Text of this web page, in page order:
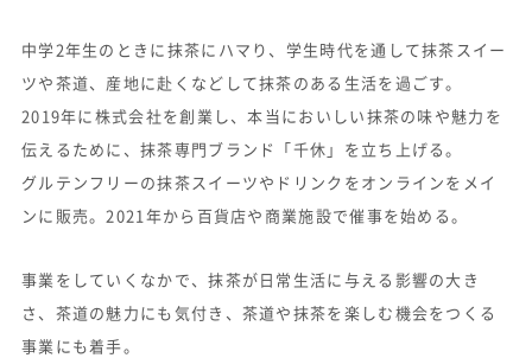
中学2年生のときに抹茶にハマり、学生時代を通して抹茶スイー
ツや茶道、産地に赴くなどして抹茶のある生活を過ごす。
2019年に株式会社を創業し、本当においしい抹茶の味や魅力を
伝えるために、抹茶専門ブランド「千休」を立ち上げる。
グルテンフリーの抹茶スイーツやドリンクをオンラインをメイ
ンに販売。2021年から百貨店や商業施設で催事を始める。
事業をしていくなかで、抹茶が日常生活に与える影響の大き
さ、茶道の魅力にも気付き、茶道や抹茶を楽しむ機会をつくる
事業にも着手。